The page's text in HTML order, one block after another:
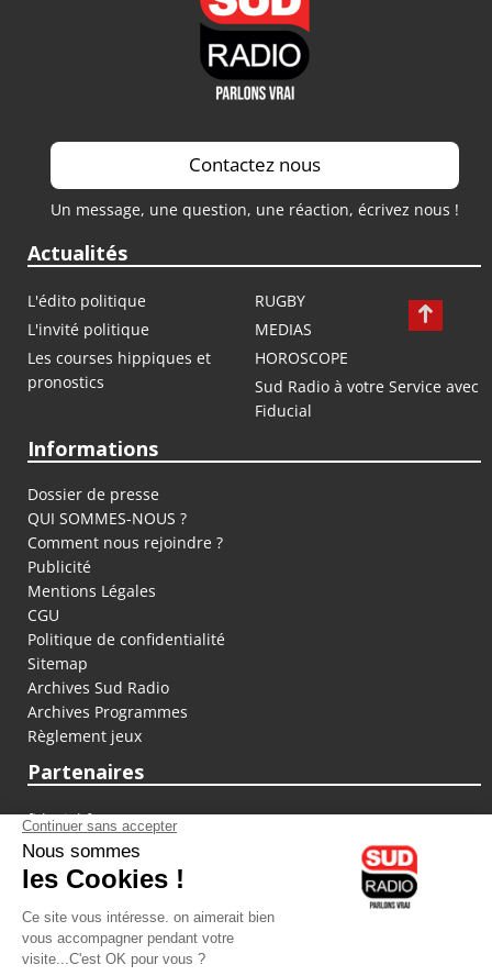
Contactez nous
Un message, une question, une réaction, écrivez nous !
Actualités
L'édito politique
RUGBY
L'invité politique
MEDIAS
Les courses hippiques et
pronostics
HOROSCOPE
Sud Radio à votre Service avec
Fiducial
Informations
Dossier de presse
QUI SOMMES-NOUS ?
Comment nous rejoindre ?
Publicité
Mentions Légales
CGU
Politique de confidentialité
Sitemap
Archives Sud Radio
Archives Programmes
Règlement jeux
Partenaires
fiducial.fr
lyoncapitale.fr
olympique-et-lyonnais.com
L'application Iphone / Android